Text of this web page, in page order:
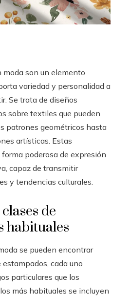
moda son un elemento
variedad y personalidad a
Se trata de diseños
sobre textiles que pueden
patrones geométricos hasta
artísticas. Estas
poderosa de expresión
capaz de transmitir
y tendencias culturales.
de
habituales
se pueden encontrar
cada uno
particulares que los
más habituales se incluyen